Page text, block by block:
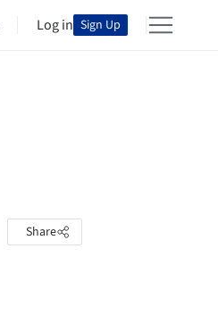
Log in Sign Up
Share